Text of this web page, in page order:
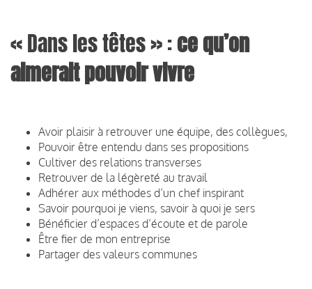
« Dans les têtes » :ce qu’on
aimerait pouvoir vivre
Avoir plaisir à retrouver une équipe, des collègues,
Pouvoir être entendu dans ses propositions
Cultiver des relations transverses
Retrouver de la légèreté au travail
Adhérer aux méthodes d’un chef inspirant
Savoir pourquoi je viens, savoir à quoi je sers
Bénéficier d’espaces d’écoute et de parole
Être fier de mon entreprise
Partager des valeurs communes